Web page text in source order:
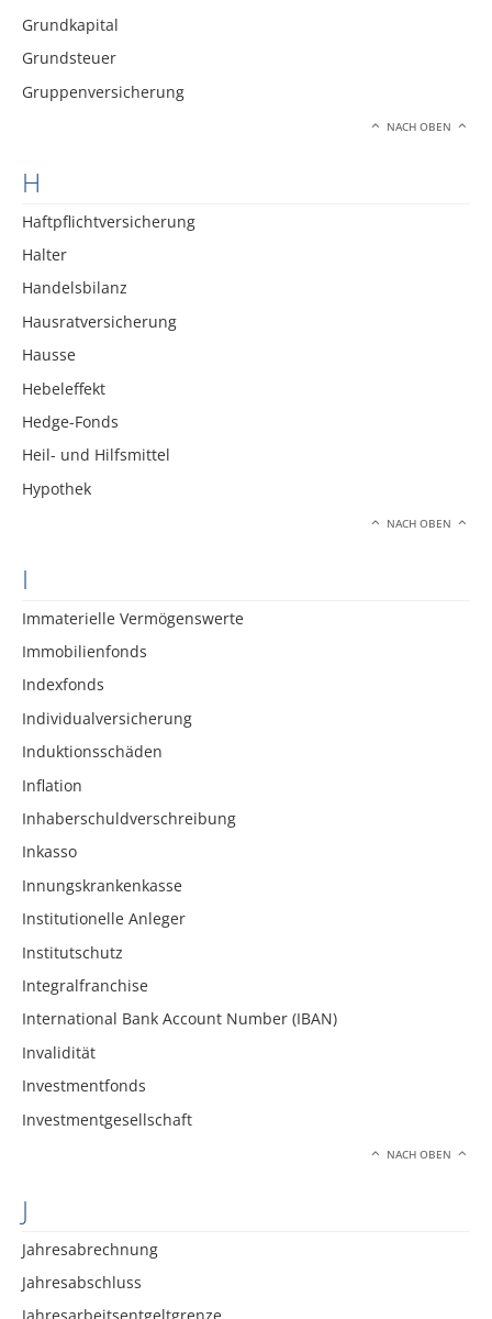
Grundkapital
Grundsteuer
Gruppenversicherung
NACH OBEN
H
Haftpflichtversicherung
Halter
Handelsbilanz
Hausratversicherung
Hausse
Hebeleffekt
Hedge-Fonds
Heil- und Hilfsmittel
Hypothek
NACH OBEN
I
Immaterielle Vermögenswerte
Immobilienfonds
Indexfonds
Individualversicherung
Induktionsschäden
Inflation
Inhaberschuldverschreibung
Inkasso
Innungskrankenkasse
Institutionelle Anleger
Institutschutz
Integralfranchise
International Bank Account Number (IBAN)
Invalidität
Investmentfonds
Investmentgesellschaft
NACH OBEN
J
Jahresabrechnung
Jahresabschluss